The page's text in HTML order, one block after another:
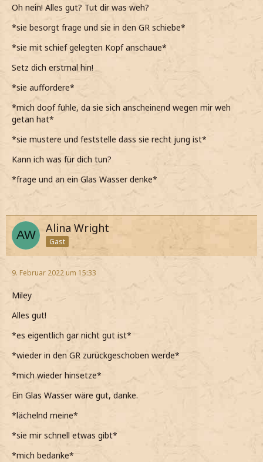
Oh nein! Alles gut? Tut dir was weh?
*sie besorgt frage und sie in den GR schiebe*
*sie mit schief gelegten Kopf anschaue*
Setz dich erstmal hin!
*sie auffordere*
*mich doof fühle, da sie sich anscheinend wegen mir weh
getan hat*
*sie mustere und feststelle dass sie recht jung ist*
Kann ich was für dich tun?
*frage und an ein Glas Wasser denke*
Alina Wright
Gast
9. Februar 2022 um 15:33
Miley
Alles gut!
*es eigentlich gar nicht gut ist*
*wieder in den GR zurückgeschoben werde*
*mich wieder hinsetze*
Ein Glas Wasser wäre gut, danke.
*lächelnd meine*
*sie mir schnell etwas gibt*
*mich bedanke*